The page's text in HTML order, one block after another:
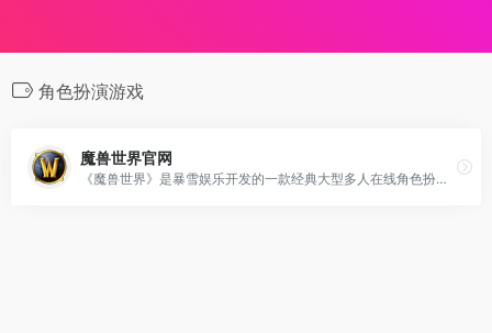
角色扮演游戏
魔兽世界官网
《魔兽世界》是暴雪娱乐开发的一款经典大型多人在线角色扮演游戏，以其丰富的剧情背景和角色设定，复杂的经济和社交系统，以及广大的玩家群体，对全球游戏产业产生了深远影响。